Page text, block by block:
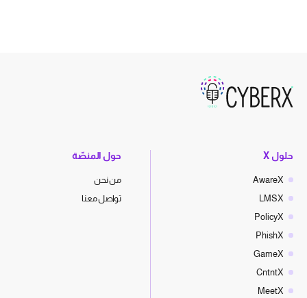
حلول X
AwareX
LMSX
PolicyX
PhishX
GameX
CntntX
MeetX
حول المنصّة
من نحن
تواصل معنا